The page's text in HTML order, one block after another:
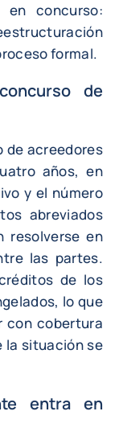
en concurso:
formal.
de
de acreedores
años, en
y el número
abreviados
resolverse en
las partes.
de los
lo que
con cobertura
la situación se
entra en